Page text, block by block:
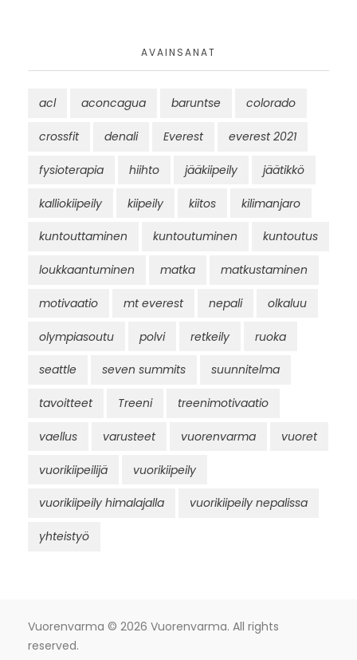
AVAINSANAT
acl aconcagua baruntse colorado
crossfit denali Everest everest 2021
fysioterapia hiihto jääkiipeily jäätikkö
kalliokiipeily kiipeily kiitos kilimanjaro
kuntouttaminen kuntoutuminen kuntoutus
loukkaantuminen matka matkustaminen
motivaatio mt everest nepali olkaluu
olympiasoutu polvi retkeily ruoka
seattle seven summits suunnitelma
tavoitteet Treeni treenimotivaatio
vaellus varusteet vuorenvarma vuoret
vuorikiipeilijä vuorikiipeily
vuorikiipeily himalajalla vuorikiipeily nepalissa
yhteistyö
Vuorenvarma © 2026 Vuorenvarma. All rights
reserved.